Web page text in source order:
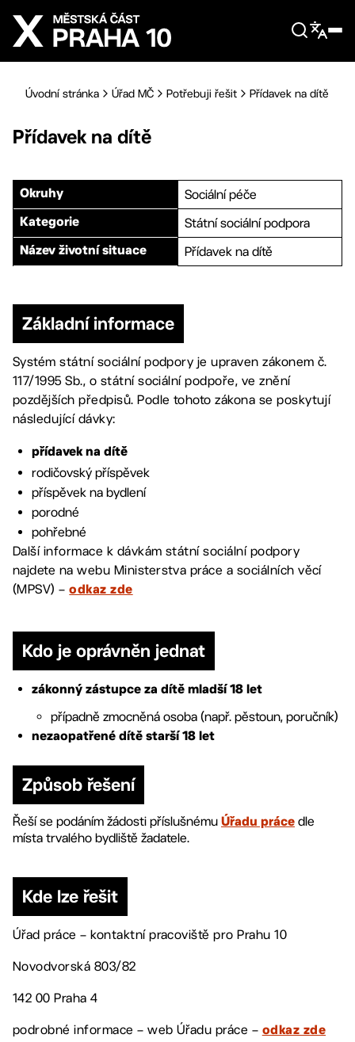
Přejít na hlavní obsah
Úvodní stránka Úřad MČ Potřebuji řešit Přídavek na dítě
Přídavek na dítě
Okruhy Sociální péče
Kategorie Státní sociální podpora
Název životní situace Přídavek na dítě
Základní informace
Systém státní sociální podpory je upraven zákonem č.
117/1995 Sb., o státní sociální podpoře, ve znění
pozdějších předpisů. Podle tohoto zákona se poskytují
následující dávky:
přídavek na dítě
rodičovský příspěvek
příspěvek na bydlení
porodné
pohřebné
Další informace k dávkám státní sociální podpory
najdete na webu Ministerstva práce a sociálních věcí
(MPSV) –odkaz zde
Kdo je oprávněn jednat
zákonný zástupce za dítě mladší 18 let
případně zmocněná osoba (např. pěstoun, poručník)
nezaopatřené dítě starší 18 let
Způsob řešení
Řeší se podáním žádosti příslušnému Úřadu práce dle
místa trvalého bydliště žadatele.
Kde lze řešit
Úřad práce – kontaktní pracoviště pro Prahu 10
Novodvorská 803/82
142 00 Praha 4
podrobné informace – web Úřadu práce – odkaz zde